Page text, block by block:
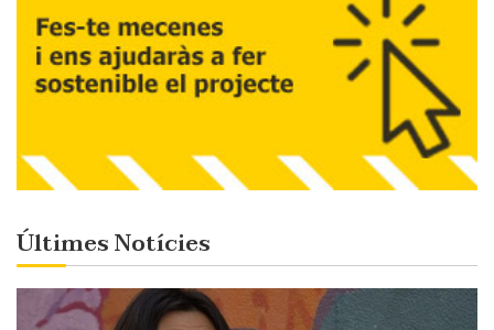
Últimes Notícies